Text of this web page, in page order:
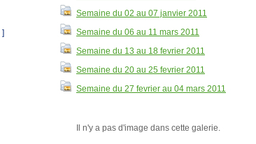
]
Semaine du 02 au 07 janvier 2011
Semaine du 06 au 11 mars 2011
Semaine du 13 au 18 fevrier 2011
Semaine du 20 au 25 fevrier 2011
Semaine du 27 fevrier au 04 mars 2011
Il n'y a pas d'image dans cette galerie.